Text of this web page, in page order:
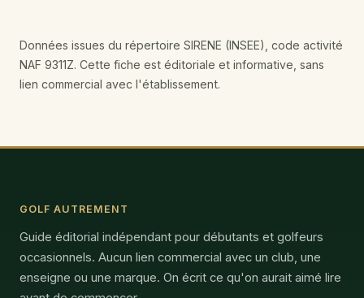
Données issues du répertoire SIRENE (INSEE), code activité
NAF 9311Z. Cette fiche est éditoriale et informative, sans
lien commercial avec l'établissement.
GOLF AUTREMENT
Guide éditorial indépendant pour débutants et golfeurs
occasionnels. Aucun lien commercial avec un club, une
enseigne ou une marque. On écrit ce qu'on aurait aimé lire